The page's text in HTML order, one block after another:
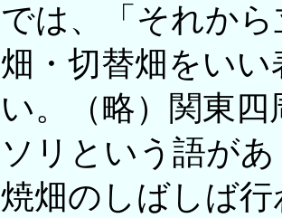
では、「それか
畑・切替畑をい
い。（略）関東
ソリという語が
焼畑のしばしば